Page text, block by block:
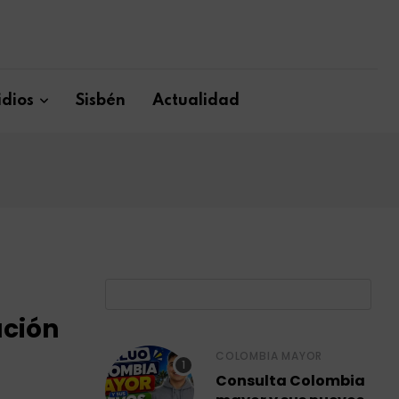
Sisbén Actualidad
COLOMBIA MAYOR
Consulta Colombia